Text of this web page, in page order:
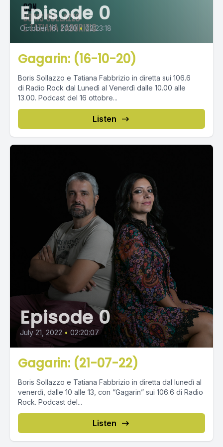
Episode 0
October 16, 2020 • 02:23:18
Gagarin: (16-10-20)
Boris Sollazzo e Tatiana Fabbrizio in diretta sui 106.6
di Radio Rock dal Lunedì al Venerdì dalle 10.00 alle
13.00. Podcast del 16 ottobre...
Listen
Episode 0
July 21, 2022 • 02:20:07
Gagarin: (21-07-22)
Boris Sollazzo e Tatiana Fabbrizio in diretta dal lunedì al
venerdì, dalle 10 alle 13, con “Gagarin” sui 106.6 di Radio
Rock. Podcast del...
Listen